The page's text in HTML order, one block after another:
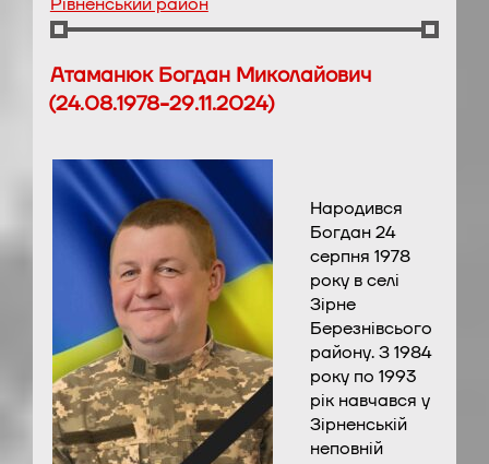
Атаманюк Богдан Миколайович
(24.08.1978-29.11.2024)
Народився
Богдан 24
серпня 1978
року в селі
Зірне
Березнівсього
району. З 1984
року по 1993
рік навчався у
Зірненській
неповній